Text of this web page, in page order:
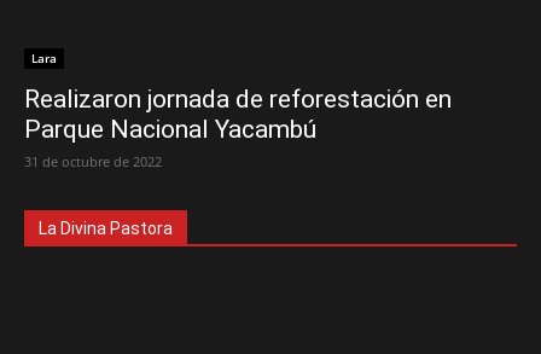
Lara
Realizaron jornada de reforestación en
Parque Nacional Yacambú
31 de octubre de 2022
La Divina Pastora